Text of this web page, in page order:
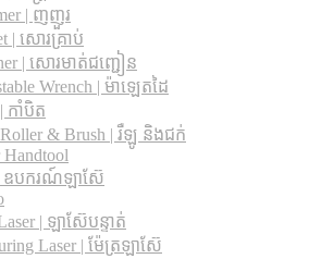
| ញញួរ
| សោរគ្រាប់
|​ សោរមាត់ជញ្ជៀន
Wrench |​ ម៉ាឡេតដៃ
កាំបិត
Roller & Brush | រឺឡូ និងជក់
Handtool
| ឧបករណ៍ឡាស៊ែ
| ឡាស៊ែបន្ទាត់
Laser | ម៉ែត្រឡាស៊ែ